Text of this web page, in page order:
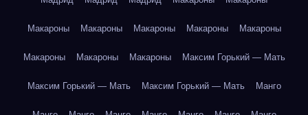
Макароны Макароны Макароны Макароны Макароны
Макароны Макароны Макароны Максим Горький — Мать
Максим Горький — Мать Максим Горький — Мать Манго